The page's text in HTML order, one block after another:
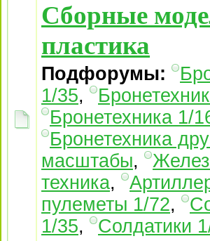
Сборные
пластика
Подфорумы:
1/35,
Бронетехника 1/
Бронетехника
масштабы,
техника,
пулеметы 1/72,
1/35, Солдатики